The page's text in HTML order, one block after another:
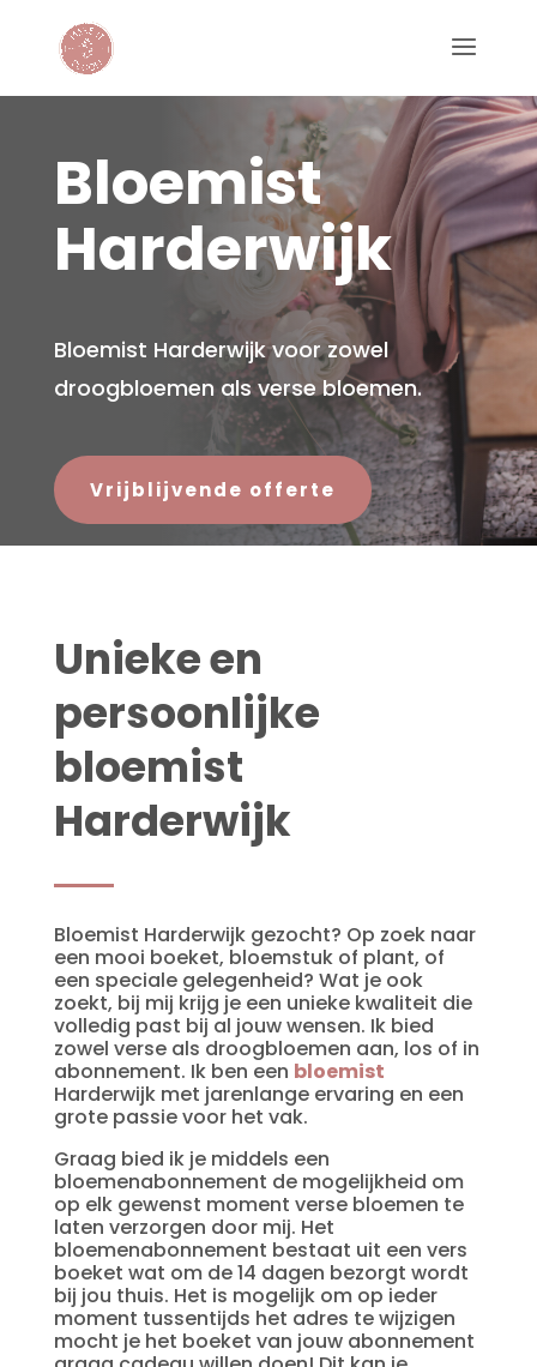
Bloemist
Harderwijk
Bloemist Harderwijk voor zowel
droogbloemen als verse bloemen.
Vrijblijvende offerte
Unieke en
persoonlijke
bloemist
Harderwijk
Bloemist Harderwijk gezocht? Op zoek naar
een mooi boeket, bloemstuk of plant, of
een speciale gelegenheid? Wat je ook
zoekt, bij mij krijg je een unieke kwaliteit die
volledig past bij al jouw wensen. Ik bied
zowel verse als droogbloemen aan, los of in
abonnement. Ik ben een bloemist
Harderwijk met jarenlange ervaring en een
grote passie voor het vak.
Graag bied ik je middels een
bloemenabonnement de mogelijkheid om
op elk gewenst moment verse bloemen te
laten verzorgen door mij. Het
bloemenabonnement bestaat uit een vers
boeket wat om de 14 dagen bezorgt wordt
bij jou thuis. Het is mogelijk om op ieder
moment tussentijds het adres te wijzigen
mocht je het boeket van jouw abonnement